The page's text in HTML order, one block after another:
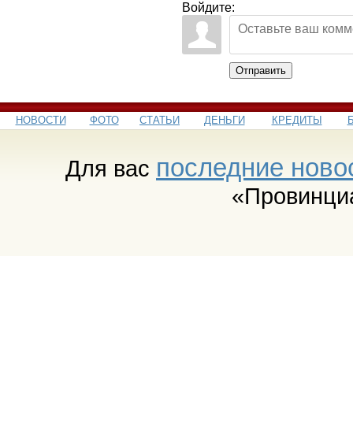
Войдите:
Отправить
НОВОСТИ ФОТО СТАТЬИ ДЕНЬГИ КРЕДИТЫ
Для вас последние